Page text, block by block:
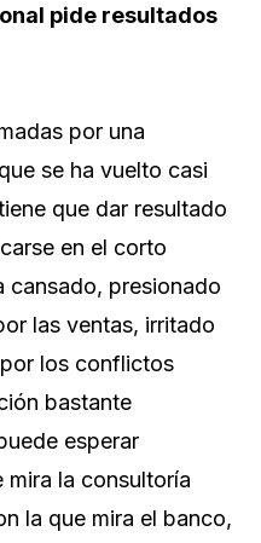
pide resultados
por una
se ha vuelto casi
que dar resultado
en el corto
cansado, presionado
las ventas, irritado
los conflictos
bastante
esperar
la consultoría
la que mira el banco,